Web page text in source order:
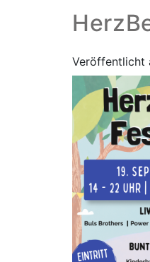
Veröffentlicht